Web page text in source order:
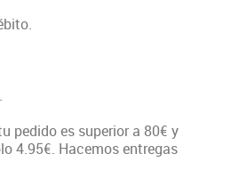
pedido es superior a 80€ y
4.95€. Hacemos entregas